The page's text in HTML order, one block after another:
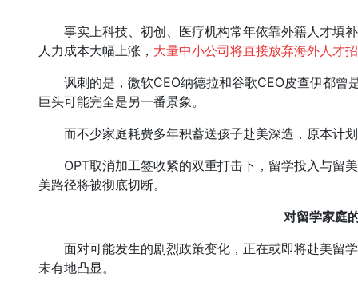
事实上科技、初创、医疗机构常年依靠外籍人才填
人力成本大幅上涨， 大量中小公司将直接放弃海外人才
讽刺的是，微软CEO纳德拉和谷歌CEO皮查伊都曾
巨头可能完全是另一番景象。
而不少家庭耗费多年积蓄送孩子赴美深造，原本计
OPT取消加工签收紧的双重打击下，留学投入与留
美路径将被彻底切断。
对留学家庭
面对可能发生的剧烈政策变化，正在或即将赴美留
未有地凸显。